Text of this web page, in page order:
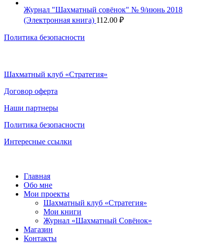
Журнал "Шахматный совёнок" № 9/июнь 2018
(Электронная книга) 112.00 ₽
Политика безопасности
Шахматный клуб «Стратегия»
Договор оферта
Наши партнеры
Политика безопасности
Интересные ссылки
Главная
Обо мне
Мои проекты
Шахматный клуб «Стратегия»
Мои книги
Журнал «Шахматный Совёнок»
Магазин
Контакты